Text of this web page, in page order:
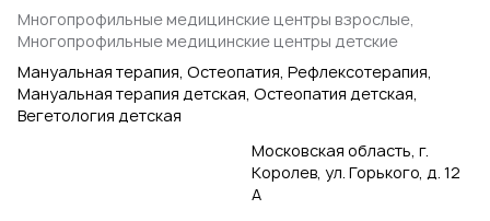
Многопрофильные медицинские центры взрослые,
Многопрофильные медицинские центры детские
Мануальная терапия, Остеопатия, Рефлексотерапия,
Мануальная терапия детская, Остеопатия детская,
Вегетология детская
Московская область, г.
Королев, ул. Горького, д. 12
А